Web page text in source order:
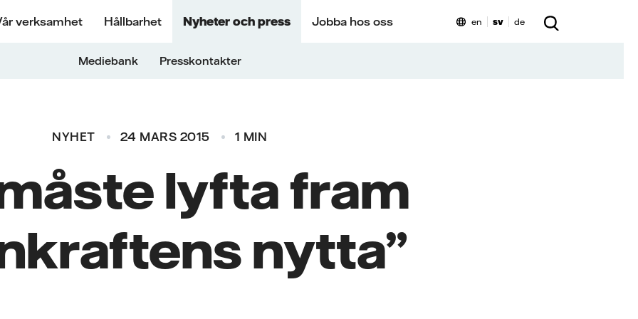
verksamhet Hållbarhet Nyheter och press Jobba hos oss
Mediebank Presskontakter
en sv de
NYHET 24 MARS 2015 1 MIN
lyfta fram
nytta”